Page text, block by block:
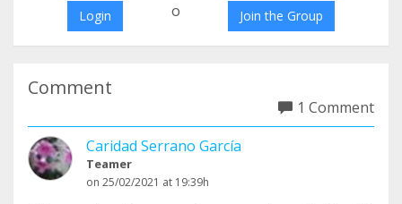
Login o Join the Group
Comment
1 Comment
Caridad Serrano García
Teamer
on 25/02/2021 at 19:39h